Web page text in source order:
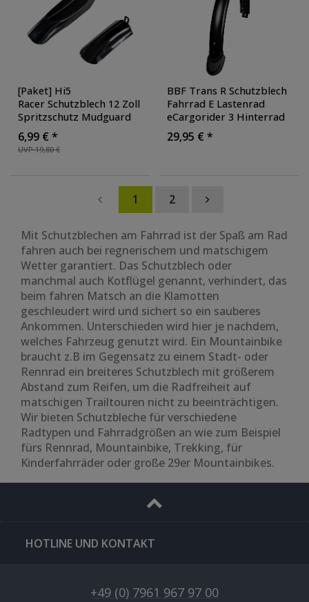
[Paket] Hi5
Racer Schutzblech 12 Zoll
Spritzschutz Mudguard
Schmutzfänger
Fahrradschutzblech
Steckschutzblech Set
UVP 19,80 €
6,99 € *
BBF Trans R Schutzblech
Fahrrad E Lastenrad
eCargorider 3 Hinterrad
Schmutzfänger mit
Spritzschutz 26 28 Zoll E
29,95 € *
1 2
Mit Schutzblechen am Fahrrad ist der Spaß am Rad
fahren auch bei regnerischem und matschigem
Wetter garantiert. Das Schutzblech oder
manchmal auch Kotflügel genannt, verhindert, das
beim fahren Matsch an die Klamotten
geschleudert wird und sichert so ein sauberes
Ankommen. Unterschieden wird hier je nachdem,
welches Fahrzeug genutzt wird. Ein Mountainbike
braucht z.B im Gegensatz zu einem Stadt- oder
Rennrad ein breiteres Schutzblech mit größerem
Abstand zum Reifen, um die Radfreiheit auf
matschigen Trailtouren nicht zu beeinträchtigen.
Wir bieten Schutzbleche für verschiedene
Radtypen und Fahrradgrößen an wie zum Beispiel
fürs Rennrad, Mountainbike, Trekking, für
Kinderfahrräder oder große 29er Mountainbikes.
HOTLINE UND KONTAKT
+49 (0) 7961 967 97 00